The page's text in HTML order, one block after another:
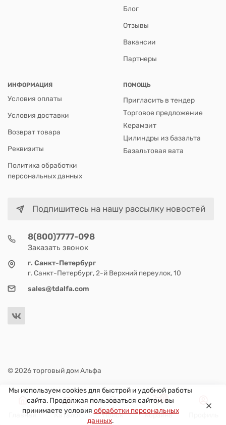
Блог
Отзывы
Вакансии
Партнеры
ИНФОРМАЦИЯ
Условия оплаты
Условия доставки
Возврат товара
Реквизиты
Политика обработки
персональных данных
ПОМОЩЬ
Пригласить в тендер
Торговое предложение
Керамзит
Цилиндры из базальта
Базальтовая вата
Подпишитесь на нашу рассылку новостей
8(800)7777-098
Заказать звонок
г. Санкт-Петербург
г. Санкт-Петербург, 2-й Верхний переулок, 10
sales@tdalfa.com
© 2026 торговый дом Альфа
Мы используем cookies для быстрой и удобной работы
сайта. Продолжая пользоваться сайтом, вы
принимаете условия обработки персональных
данных.
Главная Каталог Поиск
0
Корзина